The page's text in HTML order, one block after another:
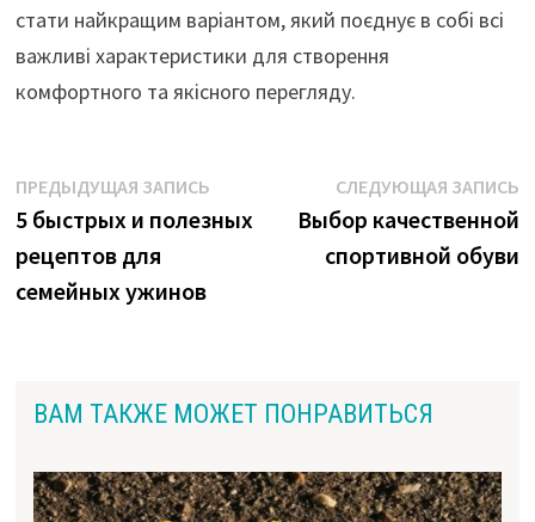
стати найкращим варіантом, який поєднує в собі всі
важливі характеристики для створення
комфортного та якісного перегляду.
Навигация
по
записям
ПРЕДЫДУЩАЯ ЗАПИСЬПредыдущая
запись:
5 быстрых и полезных
рецептов для
семейных ужинов
СЛЕДУЮЩАЯ ЗАПИСЬ
Выбор качественной
спортивной обуви
ВАМ ТАКЖЕ МОЖЕТ ПОНРАВИТЬСЯ